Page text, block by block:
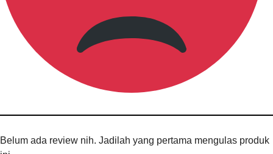
Belum ada review nih. Jadilah yang pertama mengulas produk